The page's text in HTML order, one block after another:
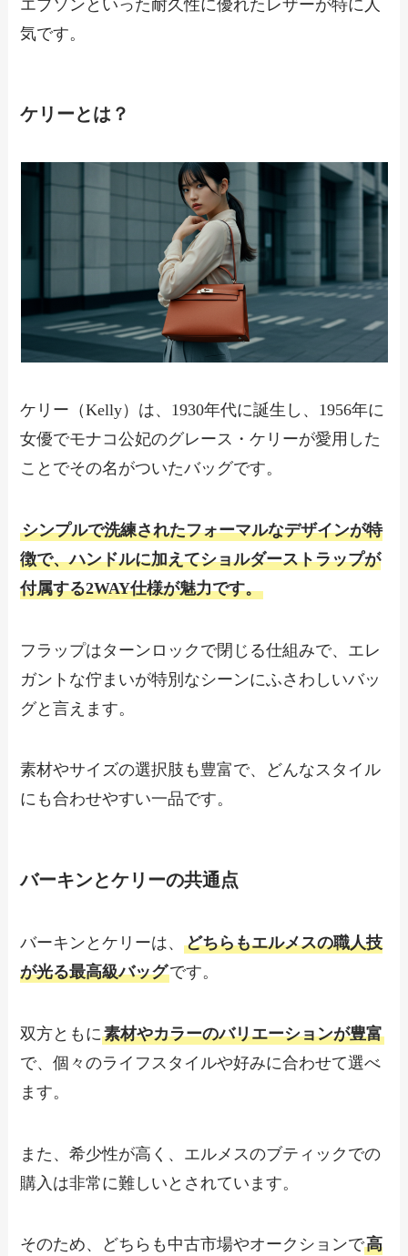
エプソンといった耐久性に優れたレザーが特に人
気です。
ケリーとは？
ケリー（Kelly）は、1930年代に誕生し、1956年に
女優でモナコ公妃のグレース・ケリーが愛用した
ことでその名がついたバッグです。
シンプルで洗練されたフォーマルなデザインが特
徴で、ハンドルに加えてショルダーストラップが
付属する2WAY仕様が魅力です。
フラップはターンロックで閉じる仕組みで、エレ
ガントな佇まいが特別なシーンにふさわしいバッ
グと言えます。
素材やサイズの選択肢も豊富で、どんなスタイル
にも合わせやすい一品です。
バーキンとケリーの共通点
バーキンとケリーは、どちらもエルメスの職人技
が光る最高級バッグです。
双方ともに素材やカラーのバリエーションが豊富
で、個々のライフスタイルや好みに合わせて選べ
ます。
また、希少性が高く、エルメスのブティックでの
購入は非常に難しいとされています。
そのため、どちらも中古市場やオークションで高